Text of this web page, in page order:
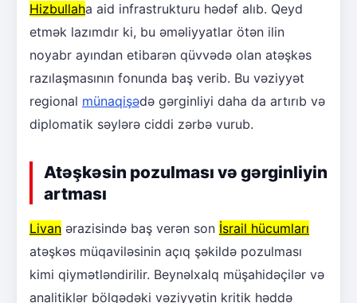
Hizbullaha aid infrastrukturu hədəf alıb. Qeyd
etmək lazımdır ki, bu əməliyyatlar ötən ilin
noyabr ayından etibarən qüvvədə olan atəşkəs
razılaşmasının fonunda baş verib. Bu vəziyyət
regional münaqişədə gərginliyi daha da artırıb və
diplomatik səylərə ciddi zərbə vurub.
Atəşkəsin pozulması və gərginliyin
artması
Livan ərazisində baş verən son İsrail hücumları
atəşkəs müqaviləsinin açıq şəkildə pozulması
kimi qiymətləndirilir. Beynəlxalq müşahidəçilər və
analitiklər bölgədəki vəziyyətin kritik həddə